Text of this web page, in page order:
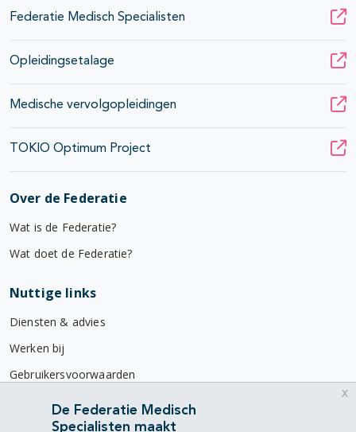
Federatie Medisch Specialisten
Opleidingsetalage
Medische vervolgopleidingen
TOKIO Optimum Project
Over de Federatie
Wat is de Federatie?
Wat doet de Federatie?
Nuttige links
Diensten & advies
Werken bij
Gebruikersvoorwaarden
Privacyverklaring
De Federatie Medisch
Specialisten maakt
x